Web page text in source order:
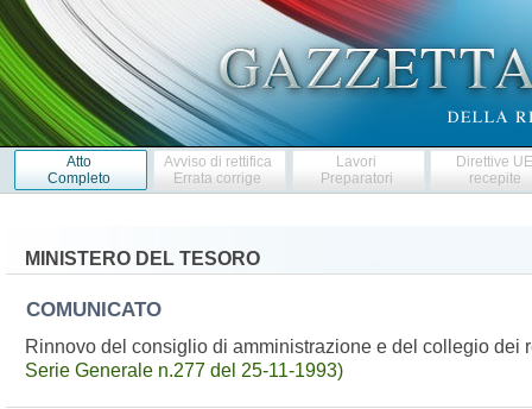
Atto
Completo
Avviso di rettifica
Errata corrige
Lavori
Preparatori
Direttive
recepite
MINISTERO DEL TESORO
COMUNICATO
Rinnovo del consiglio di amministrazione e del collegio
Serie Generale n.277 del 25-11-1993)